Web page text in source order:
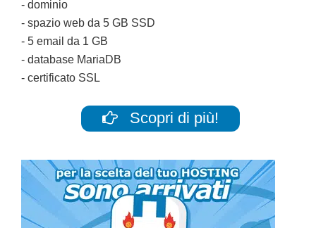
- dominio
- spazio web da 5 GB SSD
- 5 email da 1 GB
- database MariaDB
- certificato SSL
Scopri di più!